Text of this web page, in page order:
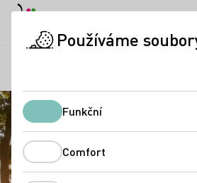
Používáme
Funkční
Comfort